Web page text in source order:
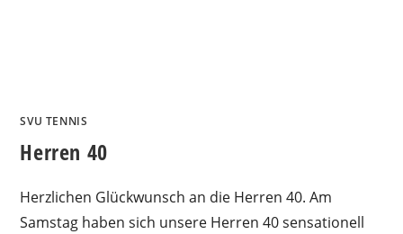
SVU TENNIS
Herren 40
Herzlichen Glückwunsch an die Herren 40. Am
Samstag haben sich unsere Herren 40 sensationell